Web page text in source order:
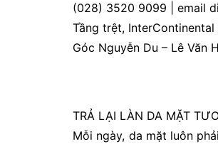
(028) 3520 9099 | email
Tầng trệt, InterContinental
Góc Nguyễn Du – Lê Văn
TRẢ LẠI LÀN DA MẶT
Mỗi ngày, da mặt luôn